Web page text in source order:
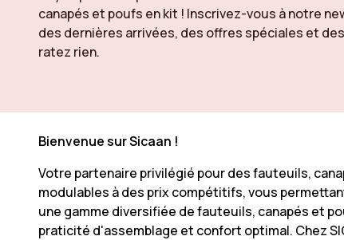
canapés et poufs en kit ! Inscrivez-vous à notre
des dernières arrivées, des offres spéciales et
ratez rien.
Bienvenue sur Sicaan !
Votre partenaire privilégié pour des fauteuils,
modulables à des prix compétitifs, vous
une gamme diversifiée de fauteuils, canapés et
praticité d'assemblage et confort optimal. Chez